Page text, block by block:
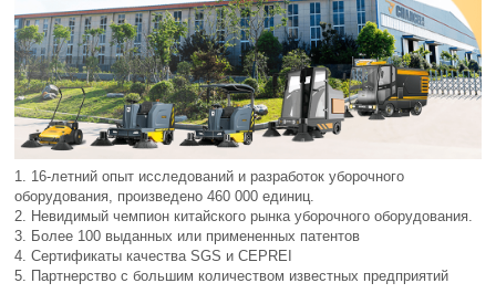
1. 16-летний опыт исследований и разработок уборочного
оборудования, произведено 460 000 единиц.
2. Невидимый чемпион китайского рынка уборочного оборудования.
3. Более 100 выданных или примененных патентов
4. Сертификаты качества SGS и CEPREI
5. Партнерство с большим количеством известных предприятий